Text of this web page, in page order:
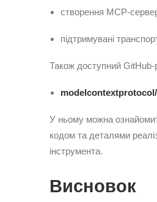
створення MCP-
підтримувані
Також доступний GitHub-
У ньому можна
кодом та деталями
інструмента.
Висновок